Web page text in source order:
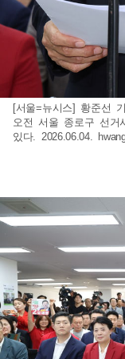
[서울=뉴시스] 황준선
오전 서울 종로구 선거
있다. 2026.06.04.